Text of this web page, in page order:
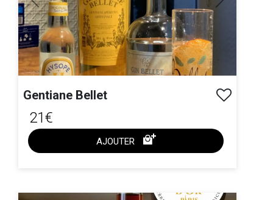
Previous Next
Gentiane Bellet
21€
AJOUTER
ACHAT EXPRESS